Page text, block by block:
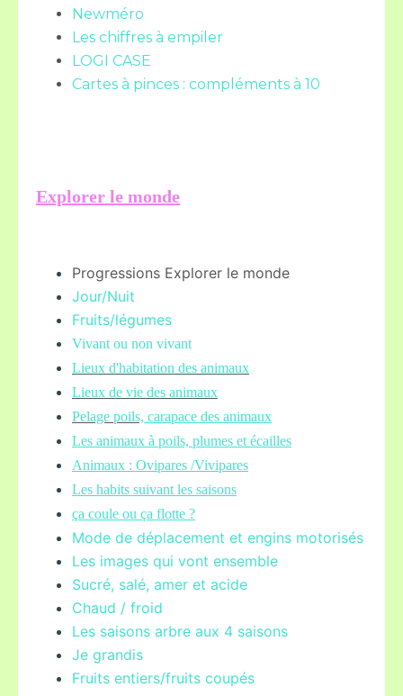
Newméro
Les chiffres à empiler
LOGI CASE
Cartes à pinces : compléments à 10
Explorer le monde
Progressions Explorer le monde
Jour/Nuit
Fruits/légumes
Vivant ou non vivant
Lieux d'habitation des animaux
Lieux de vie des animaux
Pelage poils, carapace des animaux
Les animaux à poils, plumes et écailles
Animaux : Ovipares /Vivipares
Les habits suivant les saisons
ça coule ou ça flotte ?
Mode de déplacement et engins motorisés
Les images qui vont ensemble
Sucré, salé, amer et acide
Chaud / froid
Les saisons arbre aux 4 saisons
Je grandis
Fruits entiers/fruits coupés